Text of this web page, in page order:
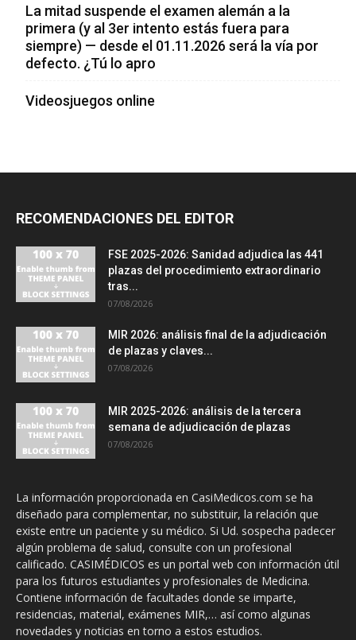
La mitad suspende el examen alemán a la
primera (y al 3er intento estás fuera para
siempre) — desde el 01.11.2026 será la vía por
defecto. ¿Tú lo apro
Videosjuegos online
RECOMENDACIONES DEL EDITOR
FSE 2025-2026: Sanidad adjudica las 441
plazas del procedimiento extraordinario
tras...
07/08/2026
MIR 2026: análisis final de la adjudicación
de plazas y claves...
07/08/2026
MIR 2025-2026: análisis de la tercera
semana de adjudicación de plazas
07/08/2026
La información proporcionada en CasiMedicos.com se ha
diseñado para complementar, no substituir, la relación que
existe entre un paciente y su médico. Si Ud. sospecha padecer
algún problema de salud, consulte con un profesional
calificado. CASIMÉDICOS es un portal web con información útil
para los futuros estudiantes y profesionales de Medicina.
Contiene información de facultades donde se imparte,
residencias, material, exámenes MIR,… así como algunas
novedades y noticias en torno a estos estudios.